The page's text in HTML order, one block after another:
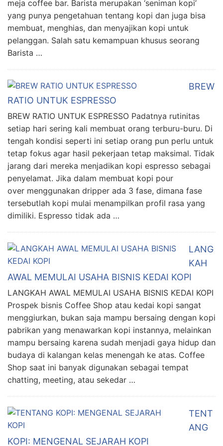
meja coffee bar. Barista merupakan ‘seniman kopi’
yang punya pengetahuan tentang kopi dan juga bisa
membuat, menghias, dan menyajikan kopi untuk
pelanggan. Salah satu kemampuan khusus seorang
Barista …
BREW
RATIO UNTUK ESPRESSO
BREW RATIO UNTUK ESPRESSO Padatnya rutinitas
setiap hari sering kali membuat orang terburu-buru. Di
tengah kondisi seperti ini setiap orang pun perlu untuk
tetap fokus agar hasil pekerjaan tetap maksimal. Tidak
jarang dari mereka menjadikan kopi espresso sebagai
penyelamat. Jika dalam membuat kopi pour
over menggunakan dripper ada 3 fase, dimana fase
tersebutlah kopi mulai menampilkan profil rasa yang
dimiliki. Espresso tidak ada …
LANG
KAH
AWAL MEMULAI USAHA BISNIS KEDAI KOPI
LANGKAH AWAL MEMULAI USAHA BISNIS KEDAI KOPI
Prospek bisnis Coffee Shop atau kedai kopi sangat
menggiurkan, bukan saja mampu bersaing dengan kopi
pabrikan yang menawarkan kopi instannya, melainkan
mampu bersaing karena sudah menjadi gaya hidup dan
budaya di kalangan kelas menengah ke atas. Coffee
Shop saat ini banyak digunakan sebagai tempat
chatting, meeting, atau sekedar …
TENT
ANG
KOPI: MENGENAL SEJARAH KOPI